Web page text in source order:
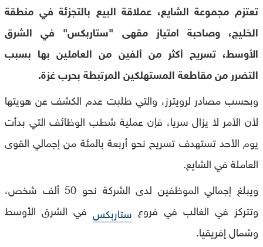
تعتزم مجموعة الشايع، عملاقة البيع بالتجزئة في منطقة
الخليج، وصاحبة امتياز مقهى "ستاربكس" في الشرق
الأوسط، تسريح أكثر من ألفين من العاملين بها بسبب
التضرر من مقاطعة المستهلكين المرتبطة بحرب غزة.
وبحسب مصادر لرويترز، والتي طلبت عدم الكشف عن هويتها
لأن الأمر لا يزال سريا، فإن عملية شطب الوظائف التي بدأت
يوم الأحد تستهدف تسريح نحو أربعة بالمئة من إجمالي القوى
العاملة في الشايع.
ويبلغ إجمالي الموظفين لدى الشركة نحو 50 ألف شخص،
وتتركز في الغالب في فروع ستاربكس في الشرق الأوسط
وشمال إفريقيا.